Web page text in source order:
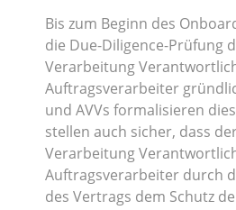
Bis zum Beginn des
die Due-Diligence-Prüfung
Verarbeitung
Auftragsverarbeiter
und AVVs formalisieren
stellen auch sicher, dass
Verarbeitung
Auftragsverarbeiter durch
des Vertrags dem Schutz